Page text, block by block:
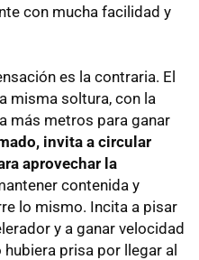
con mucha facilidad y
es la contraria. El
misma soltura, con la
más metros para ganar
invita a circular
aprovechar la
contenida y
lo mismo. Incita a pisar
y a ganar velocidad
prisa por llegar al